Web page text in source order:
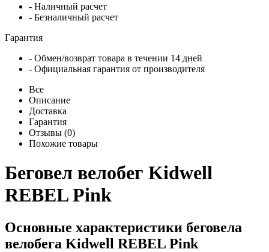
- Наличный расчет
- Безналичный расчет
Гарантия
- Обмен/возврат товара в течении 14 дней
- Официальная гарантия от производителя
Все
Описание
Доставка
Гарантия
Отзывы (0)
Похожие товары
Беговел велобег Kidwell
REBEL Pink
Основные характеристики беговела
велобега Kidwell REBEL Pink